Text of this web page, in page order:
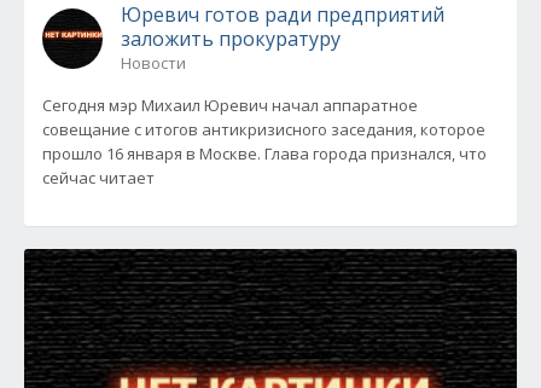
Юревич готов ради предприятий
заложить прокуратуру
Новости
Сегодня мэр Михаил Юревич начал аппаратное
совещание с итогов антикризисного заседания, которое
прошло 16 января в Москве. Глава города признался, что
сейчас читает